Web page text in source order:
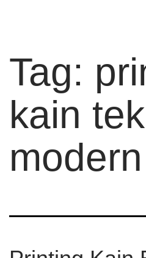
Tag:
kain
modern